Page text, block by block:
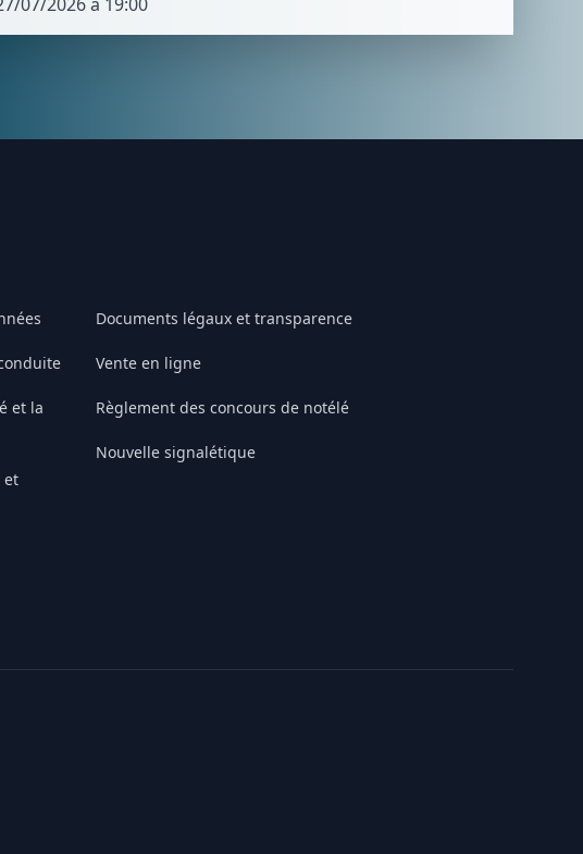
et la
et
Documents légaux et transparence
Vente en ligne
Règlement des concours de notélé
Nouvelle signalétique